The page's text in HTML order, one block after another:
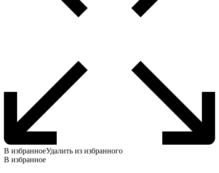
В избранноеУдалить из избранного
В избранное